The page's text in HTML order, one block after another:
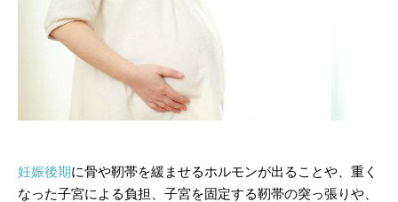
妊娠後期に骨や靭帯を緩ませるホルモンが出ることや、重く
なった子宮による負担、子宮を固定する靭帯の突っ張りや、